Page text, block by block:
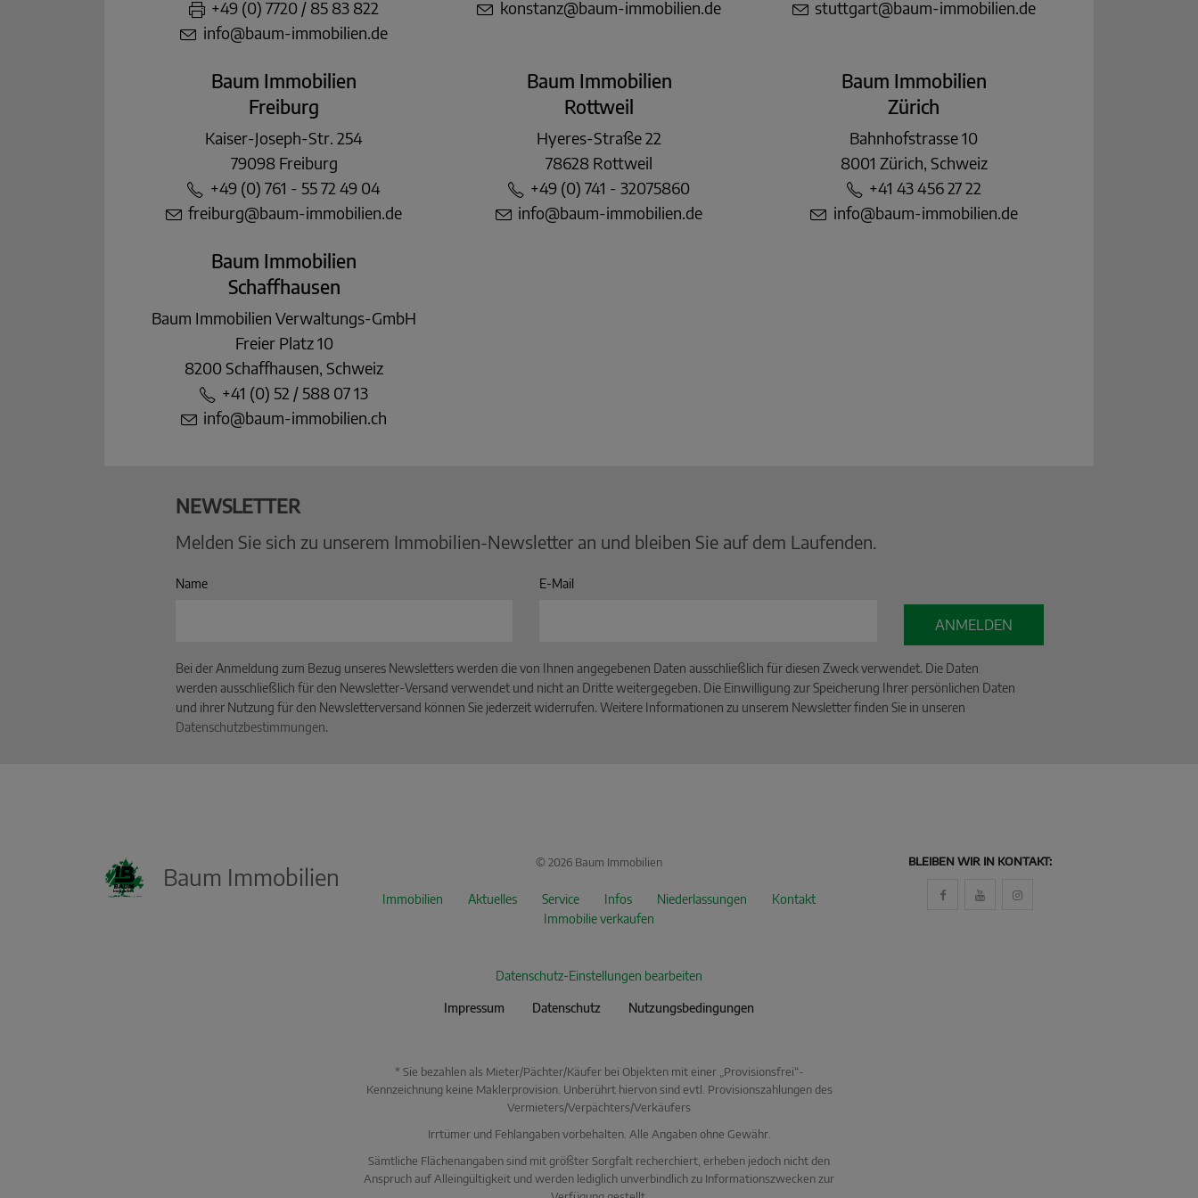
+49 (0) 7720 / 85 83 822
info@baum-immobilien.de
konstanz@baum-immobilien.de
stuttgart@baum-immobilien.de
Baum Immobilien
Freiburg
Kaiser-Joseph-Str. 254
79098 Freiburg
+49 (0) 761 - 55 72 49 04
freiburg@baum-immobilien.de
Baum Immobilien
Rottweil
Hyeres-Straße 22
78628 Rottweil
+49 (0) 741 - 32075860
info@baum-immobilien.de
Baum Immobilien
Zürich
Bahnhofstrasse 10
8001 Zürich, Schweiz
+41 43 456 27 22
info@baum-immobilien.de
Baum Immobilien
Schaffhausen
Baum Immobilien Verwaltungs-GmbH
Freier Platz 10
8200 Schaffhausen, Schweiz
+41 (0) 52 / 588 07 13
info@baum-immobilien.ch
NEWSLETTER
Melden Sie sich zu unserem Immobilien-Newsletter an und bleiben Sie auf dem Laufenden.
Name E-Mail
ANMELDEN
Bei der Anmeldung zum Bezug unseres Newsletters werden die von Ihnen angegebenen Daten ausschließlich für diesen Zweck verwendet. Die Daten
werden ausschließlich für den Newsletter-Versand verwendet und nicht an Dritte weitergegeben. Die Einwilligung zur Speicherung Ihrer persönlichen Daten
und ihrer Nutzung für den Newsletterversand können Sie jederzeit widerrufen. Weitere Informationen zu unserem Newsletter finden Sie in unseren
Datenschutzbestimmungen.
Baum Immobilien © 2026 Baum Immobilien
Immobilien Aktuelles Service Infos Niederlassungen
Kontakt
Immobilie verkaufen
Datenschutz-Einstellungen bearbeiten
Impressum Datenschutz Nutzungsbedingungen
* Sie bezahlen als Mieter/Pächter/Käufer bei Objekten mit einer „Provisionsfrei“-
Kennzeichnung keine Maklerprovision. Unberührt hiervon sind evtl. Provisionszahlungen des
Vermieters/Verpächters/Verkäufers
Irrtümer und Fehlangaben vorbehalten. Alle Angaben ohne Gewähr.
Sämtliche Flächenangaben sind mit größter Sorgfalt recherchiert, erheben jedoch nicht den
Anspruch auf Alleingültigkeit und werden lediglich unverbindlich zu Informationszwecken zur
BLEIBEN WIR IN KONTAKT: